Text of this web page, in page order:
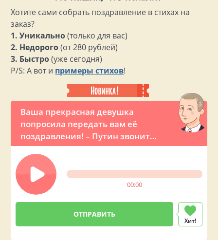
Ваша прекрасная девушка
попросила передать вам её
поздравления! – Путин звонит
вашему любимого мужчине на День
рождения
00:00
Хит!
Хотите сами собрать поздравление в стихах на
заказ?
1. Уникально(только для вас)
2. Недорого(от 280 рублей)
3. Быстро(уже сегодня)
P/S: А вот и примеры стихов!